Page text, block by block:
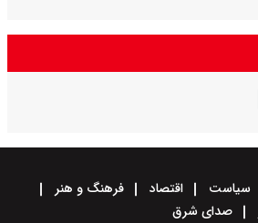
سیاست اقتصاد
فرهنگ و هنر
صدای شرق